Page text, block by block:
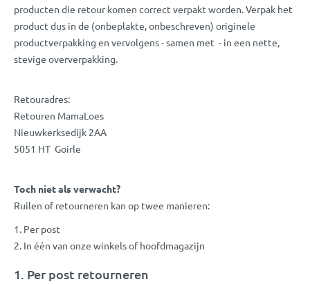
producten die retour komen correct verpakt worden. Verpak het
product dus in de (onbeplakte, onbeschreven) originele
productverpakking en vervolgens - samen met - in een nette,
stevige oververpakking.
Retouradres:
Retouren MamaLoes
Nieuwkerksedijk 2AA
5051 HT Goirle
Toch niet als verwacht?
Ruilen of retourneren kan op twee manieren:
Per post
In één van onze winkels of hoofdmagazijn
1. Per post retourneren